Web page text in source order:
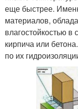
еще быстрее.
материалов,
влагостойкостью в
кирпича или
по их